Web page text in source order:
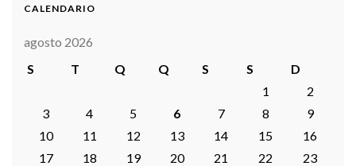
CALENDARIO
agosto 2026
S
T Q Q S S
D
1
2
3
4 5 6 7 8
9
10
11 12 13 14 15
16
17
18 19 20 21 22
23